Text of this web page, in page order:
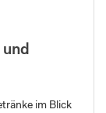
und
im Blick